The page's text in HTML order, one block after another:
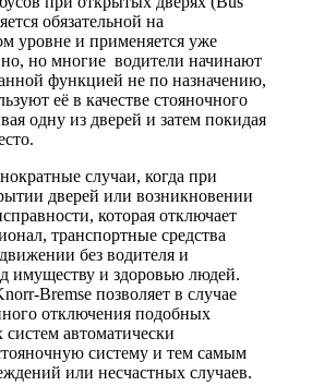
обязательной на
уровне и применяется уже
но многие водители начинают
функцией не по назначению,
её в качестве стояночного
одну из дверей и затем покидая
случаи, когда при
дверей или возникновении
которая отключает
транспортные средства
без водителя и
имуществу и здоровью людей.
Bremse позволяет в случае
отключения подобных
автоматически
систему и тем самым
или несчастных случаев.